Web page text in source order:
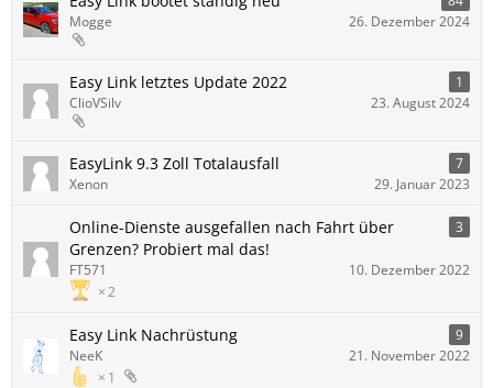
Mogge
26. Dezember 2024
Easy Link letztes Update 2022
1
ClioVSilv
23. August 2024
EasyLink 9.3 Zoll Totalausfall
7
Xenon
29. Januar 2023
Online-Dienste ausgefallen nach Fahrt über
Grenzen? Probiert mal das!
3
2
FT571 10. Dezember 2022
Easy Link Nachrüstung 9
1
NeeK 21. November 2022